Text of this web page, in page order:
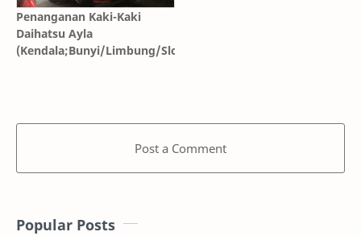
Penanganan Kaki-Kaki
Daihatsu Ayla
(Kendala;Bunyi/Limbung/Sloyoran)
Post a Comment
Popular Posts